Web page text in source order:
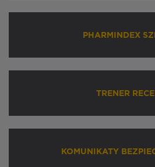
PHARMINDEX
TRENER
KOMUNIKATY